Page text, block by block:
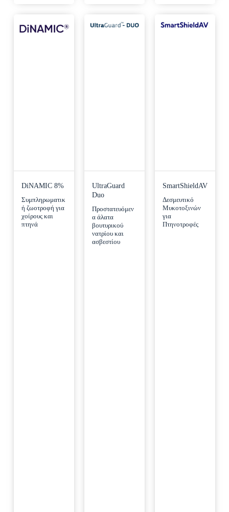
DiNAMIC 8%
Συμπληρωματικ
ή ζωοτροφή για
χοίρους και
πτηνά
UltraGuard
Duo
Προστατευόμεν
α άλατα
βουτυρικού
νατρίου και
ασβεστίου
SmartShieldAV
Δεσμευτικό
Μυκοτοξινών
για
Πτηνοτροφές